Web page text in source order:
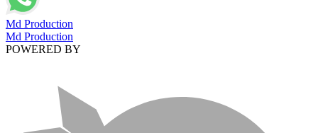
Md Production
Md Production
POWERED BY